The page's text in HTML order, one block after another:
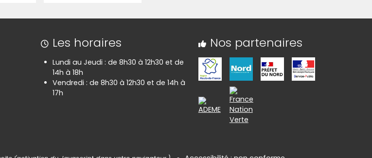
Les horaires
Lundi au Jeudi : de 8h30 à 12h30 et de
14h à 18h
Vendredi : de 8h30 à 12h30 et de 14h à
17h
Nos partenaires